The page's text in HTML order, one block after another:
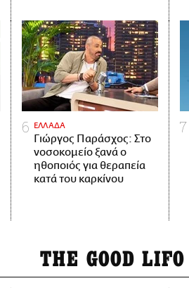
ΕΛΛΑΔΑ
Γιώργος Παράσχος: Στο
νοσοκομείο ξανά ο
ηθοποιός για θεραπεία
κατά του καρκίνου
THE GOOD LIFO